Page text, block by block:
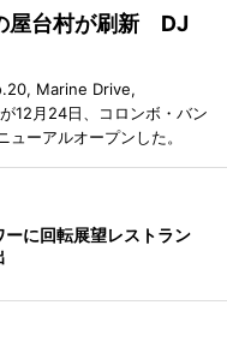
屋台村が刷新 DJ
Marine Drive,
12月24日、コロンボ・バン
ーアルオープンした。
ーに回転展望レストラン